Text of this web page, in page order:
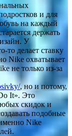
и для
на каждый
держать
У
то делает ставку
Nike охватывает
не только из-за
, но и потому,
It». Это
скидок и
подобные
Nike